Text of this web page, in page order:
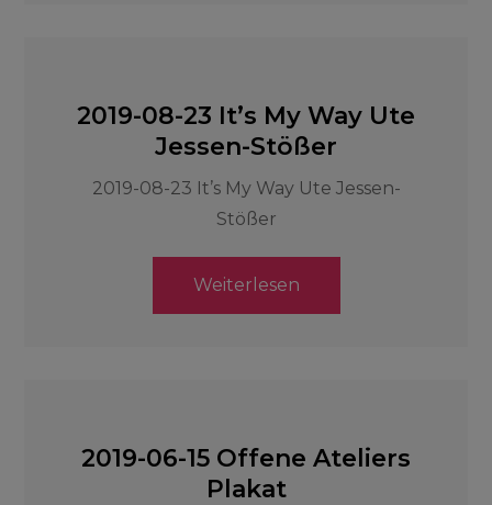
2019-08-23 It’s My Way Ute
Jessen-Stößer
2019-08-23 It’s My Way Ute Jessen-
Stößer
Weiterlesen
2019-06-15 Offene Ateliers
Plakat